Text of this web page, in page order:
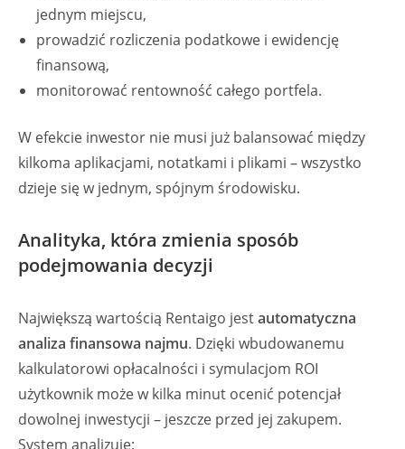
jednym miejscu,
prowadzić rozliczenia podatkowe i ewidencję
finansową,
monitorować rentowność całego portfela.
W efekcie inwestor nie musi już balansować między
kilkoma aplikacjami, notatkami i plikami – wszystko
dzieje się w jednym, spójnym środowisku.
Analityka, która zmienia sposób
podejmowania decyzji
Największą wartością Rentaigo jestautomatyczna
analiza finansowa najmu. Dzięki wbudowanemu
kalkulatorowi opłacalności i symulacjom ROI
użytkownik może w kilka minut ocenić potencjał
dowolnej inwestycji – jeszcze przed jej zakupem.
System analizuje: